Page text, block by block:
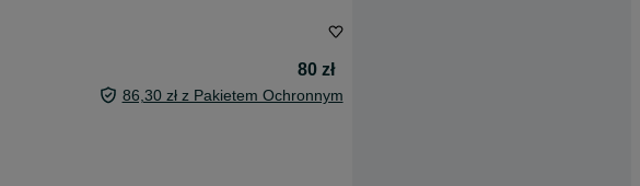
80 zł
86,30 zł z Pakietem Ochronnym